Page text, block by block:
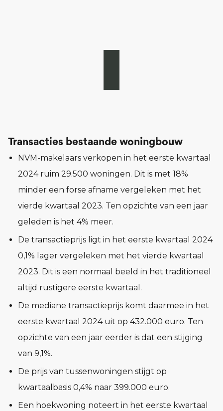
Transacties bestaande woningbouw
NVM-makelaars verkopen in het eerste kwartaal
2024 ruim 29.500 woningen. Dit is met 18%
minder een forse afname vergeleken met het
vierde kwartaal 2023. Ten opzichte van een jaar
geleden is het 4% meer.
De transactieprijs ligt in het eerste kwartaal 2024
0,1% lager vergeleken met het vierde kwartaal
2023. Dit is een normaal beeld in het traditioneel
altijd rustigere eerste kwartaal.
De mediane transactieprijs komt daarmee in het
eerste kwartaal 2024 uit op 432.000 euro. Ten
opzichte van een jaar eerder is dat een stijging
van 9,1%.
De prijs van tussenwoningen stijgt op
kwartaalbasis 0,4% naar 399.000 euro.
Een hoekwoning noteert in het eerste kwartaal